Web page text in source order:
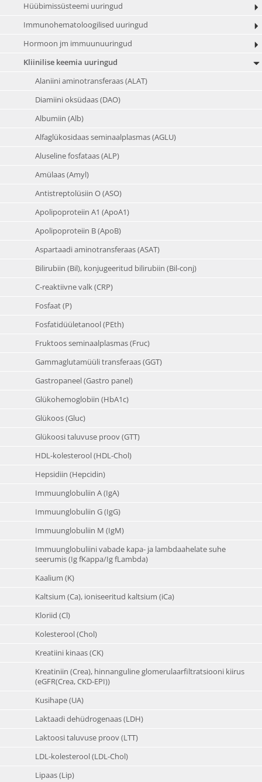
Hüübimissüsteemi uuringud
Immunohematoloogilised uuringud
Hormoon jm immuunuuringud
Kliinilise keemia uuringud
Alaniini aminotransferaas (ALAT)
Diamiini oksüdaas (DAO)
Albumiin (Alb)
Alfaglükosidaas seminaalplasmas (AGLU)
Aluseline fosfataas (ALP)
Amülaas (Amyl)
Antistreptolüsiin O (ASO)
Apolipoproteiin A1 (ApoA1)
Apolipoproteiin B (ApoB)
Aspartaadi aminotransferaas (ASAT)
Bilirubiin (Bil), konjugeeritud bilirubiin (Bil-conj)
C-reaktiivne valk (CRP)
Fosfaat (P)
Fosfatidüületanool (PEth)
Fruktoos seminaalplasmas (Fruc)
Gammaglutamüüli transferaas (GGT)
Gastropaneel (Gastro panel)
Glükohemoglobiin (HbA1c)
Glükoos (Gluc)
Glükoosi taluvuse proov (GTT)
HDL-kolesterool (HDL-Chol)
Hepsidiin (Hepcidin)
Immuunglobuliin A (IgA)
Immuunglobuliin G (IgG)
Immuunglobuliin M (IgM)
Immuunglobuliini vabade kapa- ja lambdaahelate suhe
seerumis (Ig fKappa/Ig fLambda)
Kaalium (K)
Kaltsium (Ca), ioniseeritud kaltsium (iCa)
Kloriid (Cl)
Kolesterool (Chol)
Kreatiini kinaas (CK)
Kreatiniin (Crea), hinnanguline glomerulaarfiltratsiooni kiirus
(eGFR(Crea, CKD-EPI))
Kusihape (UA)
Laktaadi dehüdrogenaas (LDH)
Laktoosi taluvuse proov (LTT)
LDL-kolesterool (LDL-Chol)
Lipaas (Lip)